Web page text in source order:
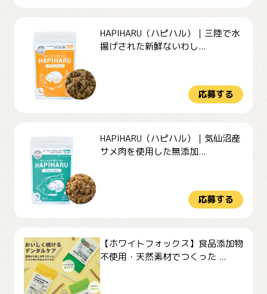
HAPIHARU（ハピハル）｜三陸で水
揚げされた新鮮ないわし...
応募する
HAPIHARU（ハピハル）｜気仙沼産
サメ肉を使用した無添加...
応募する
【ホワイトフォックス】食品添加物
不使用・天然素材でつくった ...